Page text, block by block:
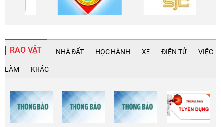
RAO VẶT NHÀ ĐẤT HỌC HÀNH XE ĐIỆN TỬ VIỆC
LÀM KHÁC